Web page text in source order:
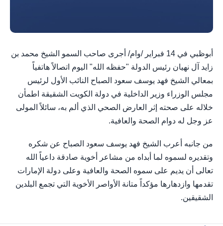
أبوظبي في 14 فبراير /وام/ أجرى صاحب السمو الشيخ محمد بن
زايد آل نهيان رئيس الدولة "حفظه الله" اليوم اتصالاً هاتفياً
بمعالي الشيخ فهد يوسف سعود الصباح النائب الأول لرئيس
مجلس الوزراء وزير الداخلية في دولة الكويت الشقيقة اطمأن
خلاله على صحته إثر العارض الصحي الذي ألم به، سائلاً المولى
عز وجل له دوام الصحة والعافية.
من جانبه أعرب الشيخ فهد يوسف سعود الصباح عن شكره
وتقديره لسموه لما أبداه من مشاعر أخوية صادقة داعياً الله
تعالى أن يديم على سموه الصحة والعافية وعلى دولة الإمارات
تقدمها وازدهارها مؤكداً متانة الأواصر الأخوية التي تجمع البلدين
الشقيقين.